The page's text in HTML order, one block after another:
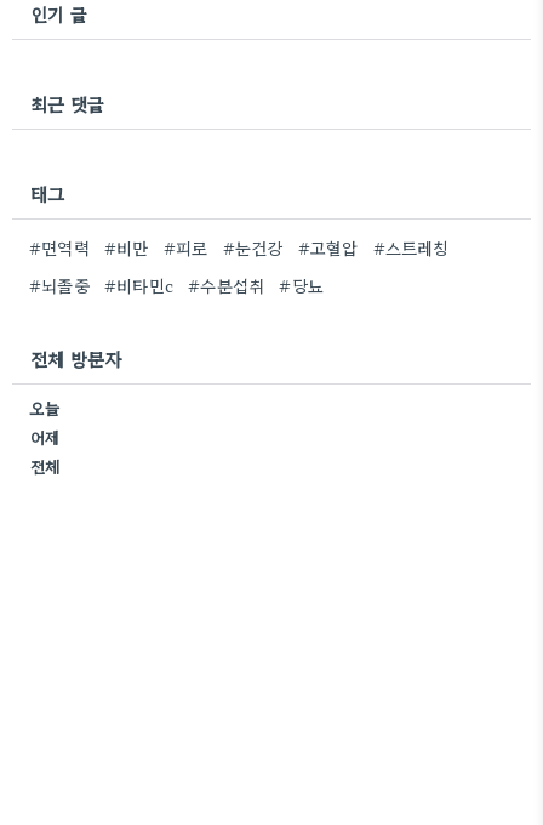
인기 글
최근 댓글
태그
#면역력 #비만 #피로 #눈건강 #고혈압
#스트레칭
#뇌졸중
#비타민c #수분섭취 #당뇨
전체 방문자
오늘
어제
전체